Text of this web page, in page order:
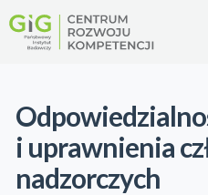
do
treści
i uprawnienia
nadzorczych